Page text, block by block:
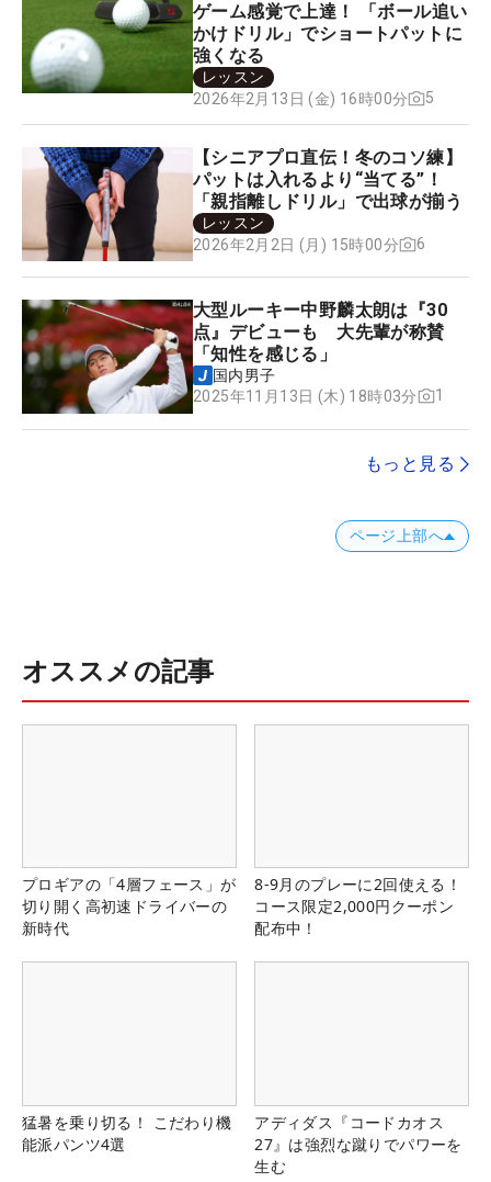
ゲーム感覚で上達！ 「ボール追い
かけドリル」でショートパットに
強くなる
レッスン
2026年2月13日 (金) 16時00分
5
【シニアプロ直伝！冬のコソ練】
パットは入れるより“当てる”！
「親指離しドリル」で出球が揃う
レッスン
2026年2月2日 (月) 15時00分
6
大型ルーキー中野麟太朗は『30
点』デビューも 大先輩が称賛
「知性を感じる」
国内男子
2025年11月13日 (木) 18時03分
1
もっと見る
ページ上部へ
オススメの記事
プロギアの「4層フェース」が
切り開く高初速ドライバーの
新時代
8-9月のプレーに2回使える！
コース限定2,000円クーポン
配布中！
猛暑を乗り切る！ こだわり機
能派パンツ4選
アディダス『コードカオス
27』は強烈な蹴りでパワーを
生む